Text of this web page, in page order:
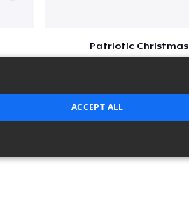
Patriotic Christmas
ACCEPT ALL